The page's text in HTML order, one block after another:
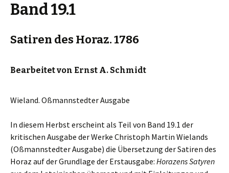
Band 19.1
Satiren des Horaz. 1786
Bearbeitet von Ernst A. Schmidt
Wieland. Oßmannstedter Ausgabe
In diesem Herbst erscheint als Teil von Band 19.1 der
kritischen Ausgabe der Werke Christoph Martin Wielands
(Oßmannstedter Ausgabe) die Übersetzung der Satiren des
Horaz auf der Grundlage der Erstausgabe: Horazens Satyren